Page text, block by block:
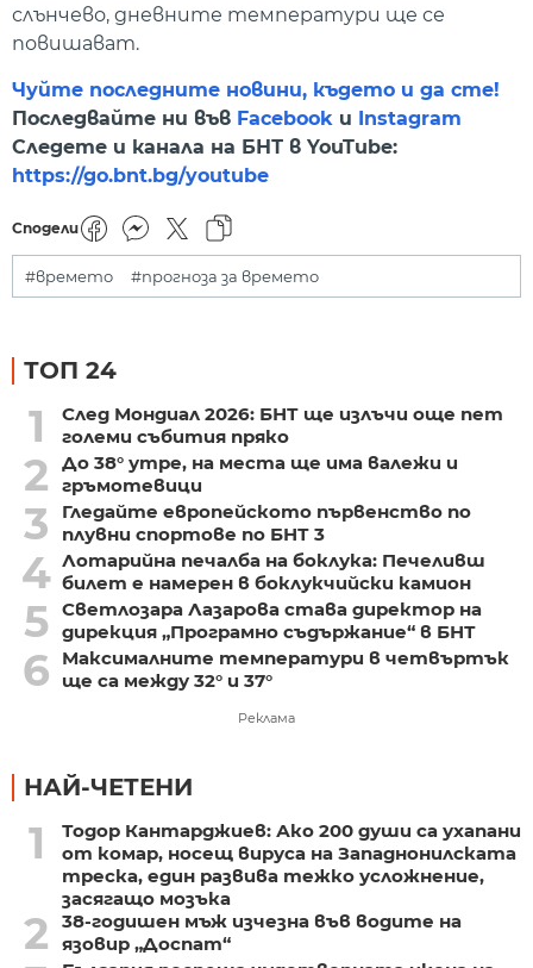
слънчево, дневните температури ще се
повишават.
Чуйте последните новини, където и да сте!
Последвайте ни във Facebook и Instagram
Следете и канала на БНТ в YouTube:
https://go.bnt.bg/youtube
Сподели
#времето #прогноза за времето
ТОП 24
1
След Мондиал 2026: БНТ ще излъчи още пет
големи събития пряко
2
До 38° утре, на места ще има валежи и
гръмотевици
3
Гледайте европейското първенство по
плувни спортове по БНТ 3
4 Лотарийна печалба на боклука: Печеливш
билет е намерен в боклукчийски камион
5 Светлозара Лазарова става директор на
дирекция „Програмно съдържание“ в БНТ
6
Максималните температури в четвъртък
ще са между 32° и 37°
Реклама
НАЙ-ЧЕТЕНИ
1
Тодор Кантарджиев: Ако 200 души са ухапани
от комар, носещ вируса на Западнонилската
треска, един развива тежко усложнение,
засягащо мозъка
2
38-годишен мъж изчезна във водите на
язовир „Доспат“